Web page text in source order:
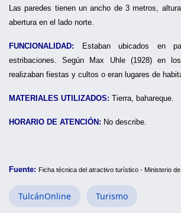
Las paredes tienen un ancho de 3 metros,
abertura en el lado norte.
FUNCIONALIDAD: Estaban ubicados en
estribaciones. Según Max Uhle (1928) en
realizaban fiestas y cultos o eran lugares de
MATERIALES UTILIZADOS: Tierra, bahareque.
HORARIO DE ATENCIÓN: No describe.
Fuente: Ficha técnica del atractivo turístico - Ministerio de
TulcánOnline Turismo